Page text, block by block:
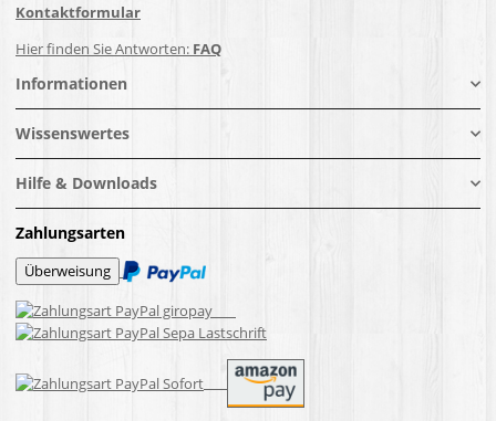
Kontaktformular
Hier finden Sie Antworten: FAQ
Informationen
Wissenswertes
Hilfe & Downloads
Zahlungsarten